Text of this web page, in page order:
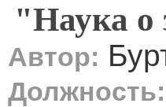
"Наука о
Автор:
Должность: